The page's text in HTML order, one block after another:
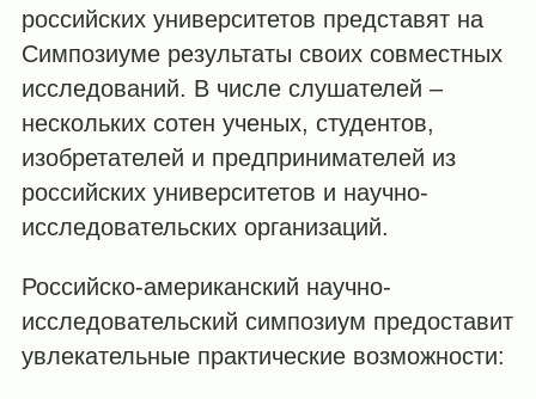
российских университетов представят на
Симпозиуме результаты своих совместных
исследований. В числе слушателей –
нескольких сотен ученых, студентов,
изобретателей и предпринимателей из
российских университетов и научно-
исследовательских организаций.
Российско-американский научно-
исследовательский симпозиум предоставит
увлекательные практические возможности: